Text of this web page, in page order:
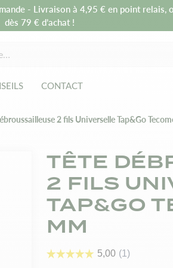
- Livraison à 4,95 € en point relais,
dès 79 € d’achat !
CONTACT
2 fils Universelle Tap&Go
TÊTE
2 FILS
TAP&GO
MM